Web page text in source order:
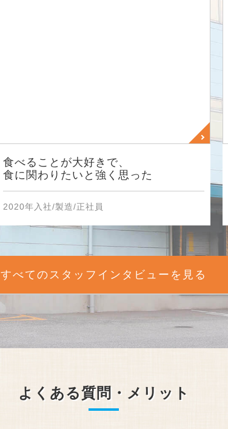
食べることが大好きで、
食に関わりたいと強く思った
2020年入社/製造/正社員
すべてのスタッフインタビューを見る
よくある質問・メリット